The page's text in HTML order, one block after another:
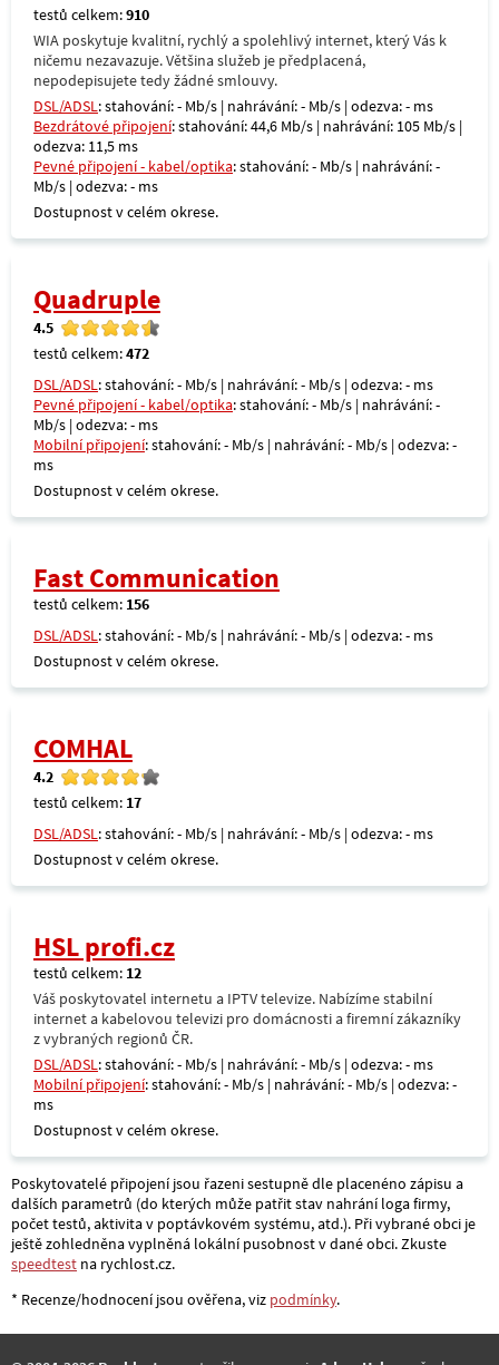
testů celkem:910
WIA poskytuje kvalitní, rychlý a spolehlivý internet, který Vás k
ničemu nezavazuje. Většina služeb je předplacená,
nepodepisujete tedy žádné smlouvy.
DSL/ADSL: stahování: - Mb/s | nahrávání: - Mb/s | odezva: - ms
Bezdrátové připojení: stahování: 44,6 Mb/s | nahrávání: 105 Mb/s |
odezva: 11,5 ms
Pevné připojení - kabel/optika: stahování: - Mb/s | nahrávání: -
Mb/s | odezva: - ms
Dostupnost v celém okrese.
Quadruple
4.5
testů celkem:472
DSL/ADSL: stahování: - Mb/s | nahrávání: - Mb/s | odezva: - ms
Pevné připojení - kabel/optika: stahování: - Mb/s | nahrávání: -
Mb/s | odezva: - ms
Mobilní připojení: stahování: - Mb/s | nahrávání: - Mb/s | odezva: -
ms
Dostupnost v celém okrese.
Fast Communication
testů celkem: 156
DSL/ADSL: stahování: - Mb/s | nahrávání: - Mb/s | odezva: - ms
Dostupnost v celém okrese.
COMHAL
4.2
testů celkem: 17
DSL/ADSL: stahování: - Mb/s | nahrávání: - Mb/s | odezva: - ms
Dostupnost v celém okrese.
HSL profi.cz
testů celkem: 12
Váš poskytovatel internetu a IPTV televize. Nabízíme stabilní
internet a kabelovou televizi pro domácnosti a firemní zákazníky
z vybraných regionů ČR.
DSL/ADSL: stahování: - Mb/s | nahrávání: - Mb/s | odezva: - ms
Mobilní připojení: stahování: - Mb/s | nahrávání: - Mb/s | odezva: -
ms
Dostupnost v celém okrese.
Poskytovatelé připojení jsou řazeni sestupně dle placenéno zápisu a
dalších parametrů (do kterých může patřit stav nahrání loga firmy,
počet testů, aktivita v poptávkovém systému, atd.). Při vybrané obci je
ještě zohledněna vyplněná lokální pusobnost v dané obci. Zkuste
speedtest na rychlost.cz.
* Recenze/hodnocení jsou ověřena, viz podmínky.